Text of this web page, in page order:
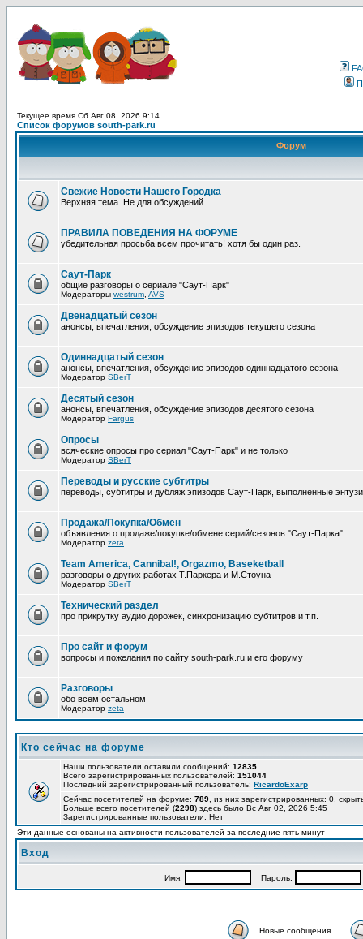
Текущее время Сб Авг 08, 2026 9:14
Список форумов south-park.ru
Форум
Свежие Новости Нашего Городка
Верхняя тема. Не для обсуждений.
ПРАВИЛА ПОВЕДЕНИЯ НА ФОРУМЕ
убедительная просьба всем прочитать! хотя бы один раз.
Саут-Парк
общие разговоры о сериале "Саут-Парк"
Модераторы westrum AVS
Двенадцатый сезон
анонсы, впечатления, обсуждение эпизодов текущего сезона
Одиннадцатый сезон
анонсы, впечатления, обсуждение эпизодов одиннадцатого сезона
Модератор SBerT
Десятый сезон
анонсы, впечатления, обсуждение эпизодов десятого сезона
Модератор Fargus
Опросы
всяческие опросы про сериал "Саут-Парк" и не только
Модератор SBerT
Переводы и русские субтитры
переводы, субтитры и дубляж эпизодов Саут-Парк, выполненные
Продажа/Покупка/Обмен
объявления о продаже/покупке/обмене серий/сезонов "Саут-Парка"
Модератор zeta
Team America, Cannibal!, Orgazmo, Baseketball
разговоры о других работах Т.Паркера и М.Стоуна
Модератор SBerT
Технический раздел
про прикрутку аудио дорожек, синхронизацию субтитров и т.п.
Про сайт и форум
вопросы и пожелания по сайту south-park.ru и его форуму
Pазговоры
обо всём остальном
Модератор zeta
Кто сейчас на форуме
Наши пользователи оставили сообщений: 12835
Всего зарегистрированных пользователей: 151044
Последний зарегистрированный пользователь: RicardoExarp
Сейчас посетителей на форуме: 789 , из них зарегистрированных: 0,
Больше всего посетителей (2298) здесь было Вс Авг 02, 2026 5:45
Зарегистрированные пользователи: Нет
Эти данные основаны на активности пользователей за последние пять минут
Вход
Имя: Пароль:
Новые сообщения